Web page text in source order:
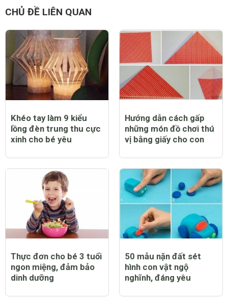
CHỦ ĐỀ LIÊN QUAN
Khéo tay làm 9 kiểu
lồng đèn trung thu cực
xinh cho bé yêu
Hướng dẫn cách gấp
những món đồ chơi thú
vị bằng giấy cho con
Thực đơn cho bé 3 tuổi
ngon miệng, đảm bảo
dinh dưỡng
50 mẫu nặn đất sét
hình con vật ngộ
nghĩnh, đáng yêu